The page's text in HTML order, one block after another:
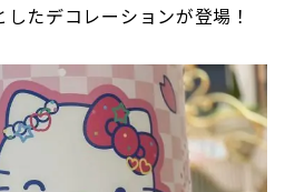
たデコレーションが登場！